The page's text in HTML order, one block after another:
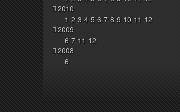
2010
1 2 3 4 5 6 7 8 9 10 11 12
2009
6 7 11 12
2008
6